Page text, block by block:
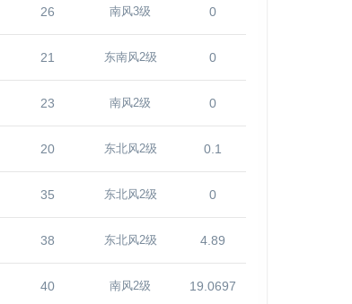
26 南风3级 0
21 东南风2级 0
23 南风2级 0
20 东北风2级 0.1
35 东北风2级 0
38 东北风2级 4.89
40 南风2级 19.0697